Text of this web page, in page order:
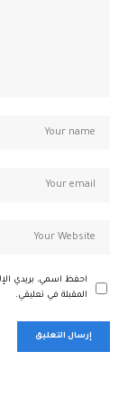
احفظ اسمي، بريدي
المقبلة في تعليقي.